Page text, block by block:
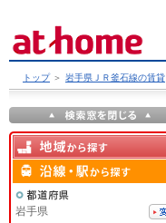
トップ ＞ 岩手県ＪＲ釜石線の賃貸
岩手県